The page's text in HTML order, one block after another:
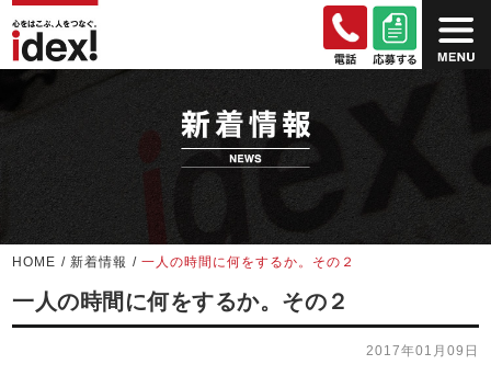
HOME /新着情報 /一人の時間に何をするか。その２
一人の時間に何をするか。その２
2017年01月09日